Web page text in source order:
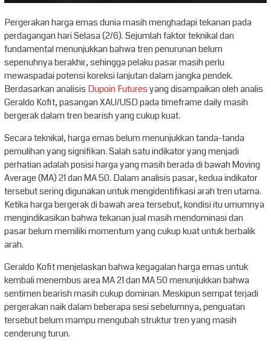
Pergerakan harga emas dunia masih menghadapi tekanan pada
perdagangan hari Selasa (2/6). Sejumlah faktor teknikal dan
fundamental menunjukkan bahwa tren penurunan belum
sepenuhnya berakhir, sehingga pelaku pasar masih perlu
mewaspadai potensi koreksi lanjutan dalam jangka pendek.
Berdasarkan analisis Dupoin Futuresyang disampaikan oleh analis
Geraldo Kofit, pasangan XAU/USD pada timeframe daily masih
bergerak dalam tren bearish yang cukup kuat.
Secara teknikal, harga emas belum menunjukkan tanda-tanda
pemulihan yang signifikan. Salah satu indikator yang menjadi
perhatian adalah posisi harga yang masih berada di bawah Moving
Average (MA) 21 dan MA 50. Dalam analisis pasar, kedua indikator
tersebut sering digunakan untuk mengidentifikasi arah tren utama.
Ketika harga bergerak di bawah area tersebut, kondisi itu umumnya
mengindikasikan bahwa tekanan jual masih mendominasi dan
pasar belum memiliki momentum yang cukup kuat untuk berbalik
arah.
Geraldo Kofit menjelaskan bahwa kegagalan harga emas untuk
kembali menembus area MA 21 dan MA 50 menunjukkan bahwa
sentimen bearish masih cukup dominan. Meskipun sempat terjadi
pergerakan naik dalam beberapa sesi sebelumnya, penguatan
tersebut belum mampu mengubah struktur tren yang masih
cenderung turun.